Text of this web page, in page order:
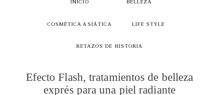
INICIO BELLEZA
COSMÉTICA ASIÁTICA LIFE STYLE
RETAZOS DE HISTORIA
Efecto Flash, tratamientos de belleza
exprés para una piel radiante